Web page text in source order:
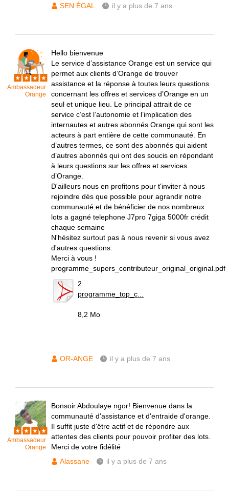
SEN ÉGAL il y a plus de 7 ans
Ambassadeur
Orange
Hello bienvenue
Le service d’assistance Orange est un service qui
permet aux clients d’Orange de trouver
assistance et la réponse à toutes leurs questions
concernant les offres et services d’Orange en un
seul et unique lieu. Le principal attrait de ce
service c’est l’autonomie et l’implication des
internautes et autres abonnés Orange qui sont les
acteurs à part entière de cette communauté. En
d’autres termes, ce sont des abonnés qui aident
d’autres abonnés qui ont des soucis en répondant
à leurs questions sur les offres et services
d’Orange.
D'ailleurs nous en profitons pour t'inviter à nous
rejoindre dès que possible pour agrandir notre
communauté.et de bénéficier de nos nombreux
lots a gagné telephone J7pro 7giga 5000fr crédit
chaque semaine
N'hésitez surtout pas à nous revenir si vous avez
d'autres questions.
Merci à vous !
programme_supers_contributeur_original_original.pdf
2
programme_top_c...
8,2 Mo
OR-ANGE il y a plus de 7 ans
Ambassadeur
Orange
Bonsoir Abdoulaye ngor! Bienvenue dans la
communauté d'assistance et d'entraide d'orange.
Il suffit juste d'être actif et de répondre aux
attentes des clients pour pouvoir profiter des lots.
Merci de votre fidélité
Alassane
il y a plus de 7 ans